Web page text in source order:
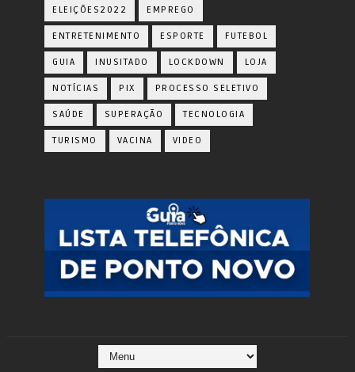
ELEIÇÕES2022 EMPREGO
ENTRETENIMENTO ESPORTE FUTEBOL
GUIA INUSITADO LOCKDOWN LOJA
NOTÍCIAS PIX PROCESSO SELETIVO
SAÚDE SUPERAÇÃO TECNOLOGIA
TURISMO VACINA VIDEO